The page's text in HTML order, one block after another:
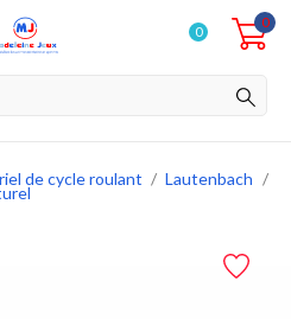
0
0
de cycle roulant Lautenbach